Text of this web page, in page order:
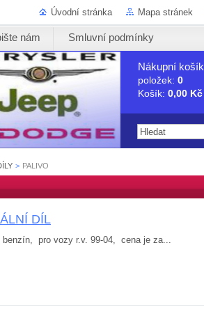
Úvodní stránka Mapa stránek
nám Smluvní podmínky
Nákupní košík
položek: 0
Košík: 0,00 Kč
> PALIVO
DÍL
pro vozy r.v. 99-04, cena je za...